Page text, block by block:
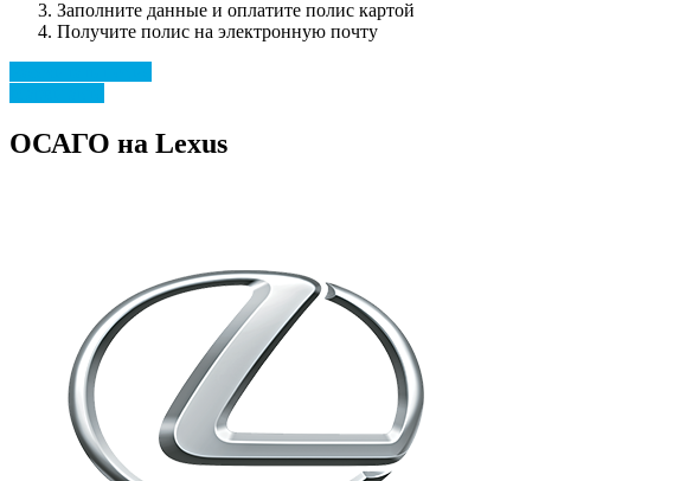
Заполните данные и оплатите полис картой
Получите полис на электронную почту
ОСАГО на Lexus